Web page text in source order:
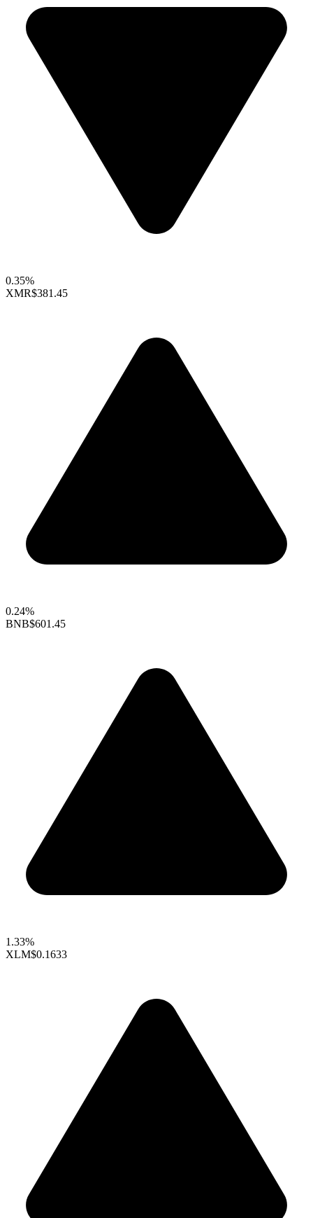
0.35%
XMR$381.45
0.24%
BNB$601.45
1.33%
XLM$0.1633